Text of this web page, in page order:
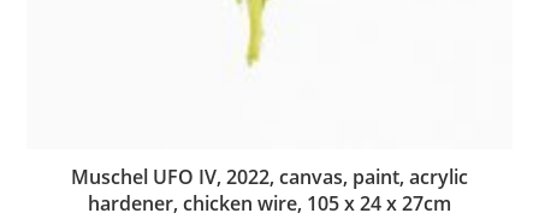
Muschel UFO IV, 2022, canvas, paint, acrylic
hardener, chicken wire, 105 x 24 x 27cm